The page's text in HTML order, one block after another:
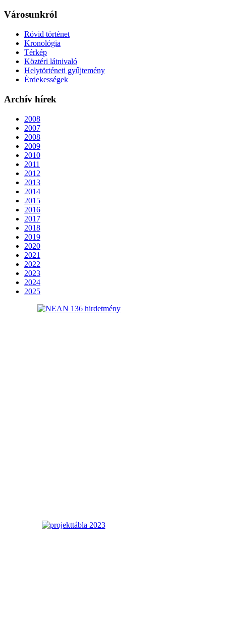
Városunkról
Rövid történet
Kronológia
Térkép
Köztéri látnivaló
Helytörténeti gyűjtemény
Érdekességek
Archív hírek
2008
2007
2008
2009
2010
2011
2012
2013
2014
2015
2016
2017
2018
2019
2020
2021
2022
2023
2024
2025